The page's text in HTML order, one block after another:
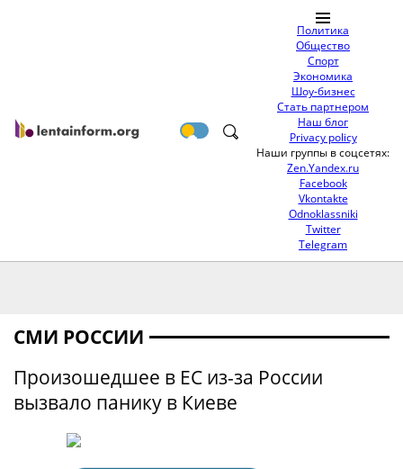
Политика
Общество
Спорт
Экономика
Шоу-бизнес
Стать партнером
Наш блог
Privacy policy
Наши группы в соцсетях:
Zen.Yandex.ru
Facebook
Vkontakte
Odnoklassniki
Twitter
Telegram
СМИ РОССИИ
Произошедшее в ЕС из-за России
вызвало панику в Киеве